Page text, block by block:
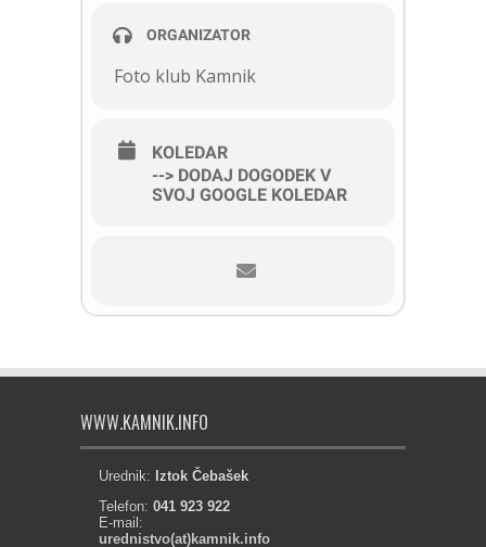
ORGANIZATOR
Foto klub Kamnik
KOLEDAR
--> DODAJ DOGODEK V
SVOJ GOOGLE KOLEDAR
WWW.KAMNIK.INFO
Urednik: Iztok Čebašek
Telefon: 041 923 922
E-mail:
urednistvo(at)kamnik.info